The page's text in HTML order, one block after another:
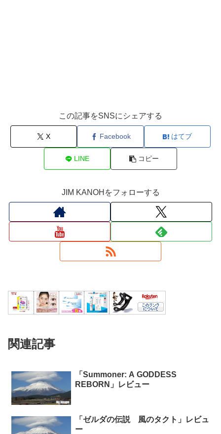
この記事をSNSにシェアする
X Facebook はてブ
LINE コピー
JIM KANOHをフォローする
関連記事
「Summoner: A GODDESS
REBORN」レビュー
「ゼルダの伝説 風のタクト」レビュ
ー